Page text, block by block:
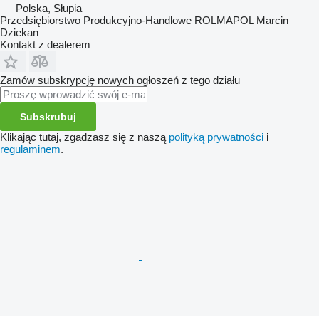
Polska, Słupia
Przedsiębiorstwo Produkcyjno-Handlowe ROLMAPOL Marcin
Dziekan
Kontakt z dealerem
Zamów subskrypcję nowych ogłoszeń z tego działu
Subskrubuj
Klikając tutaj, zgadzasz się z naszą polityką prywatności i
regulaminem.